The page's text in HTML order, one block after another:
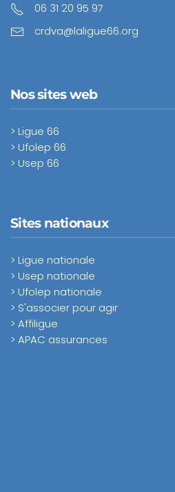
06 31 20 95 97
crdva@laligue66.org
Nos sites web
> Ligue 66
> Ufolep 66
> Usep 66
Sites nationaux
> Ligue nationale
> Usep nationale
> Ufolep nationale
> S'associer pour agir
> Affiligue
> APAC assurances